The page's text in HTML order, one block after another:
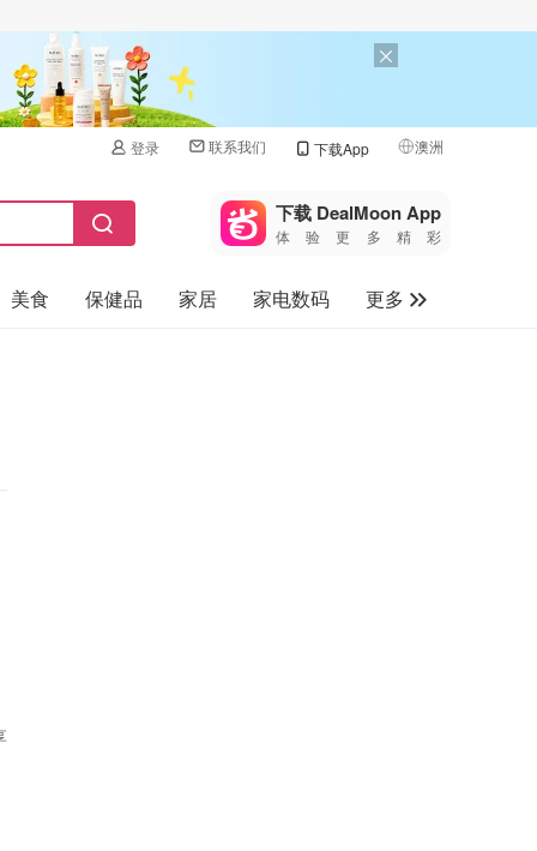
登录 联系我们 下载App 澳洲
🇺🇸
🇨🇳 中国
🇨🇦加拿大
下载 DealMoon App
体验更多精彩
美食 保健品 家居 家电数码
更多